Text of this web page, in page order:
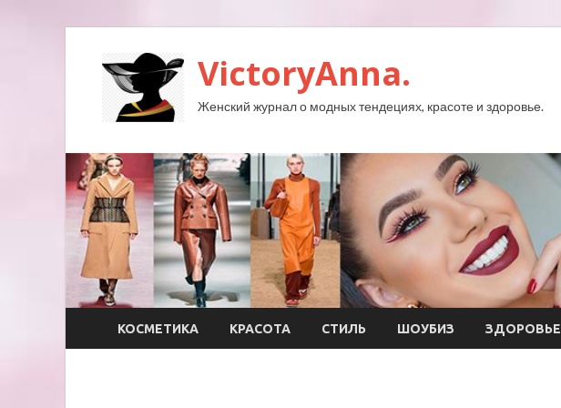
VictoryAnna.
Женский журнал о модных тендециях, красоте и здоровье.
КОСМЕТИКА КРАСОТА СТИЛЬ ШОУБИЗ ЗДОРОВЬЕ